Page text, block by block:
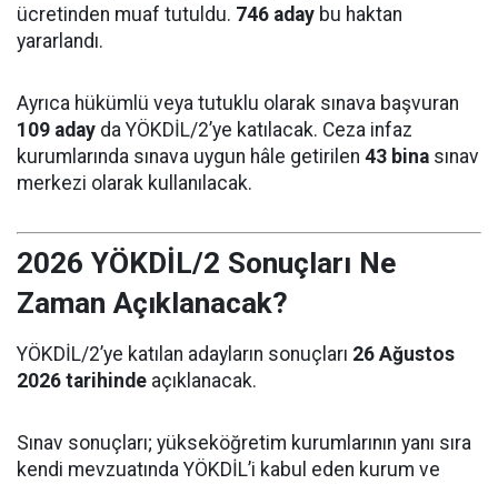
ücretinden muaf tutuldu. 746 aday bu haktan
yararlandı.
Ayrıca hükümlü veya tutuklu olarak sınava başvuran
109 aday da YÖKDİL/2’ye katılacak. Ceza infaz
kurumlarında sınava uygun hâle getirilen 43 bina sınav
merkezi olarak kullanılacak.
2026 YÖKDİL/2 Sonuçları Ne
Zaman Açıklanacak?
YÖKDİL/2’ye katılan adayların sonuçları 26 Ağustos
2026 tarihinde açıklanacak.
Sınav sonuçları; yükseköğretim kurumlarının yanı sıra
kendi mevzuatında YÖKDİL’i kabul eden kurum ve